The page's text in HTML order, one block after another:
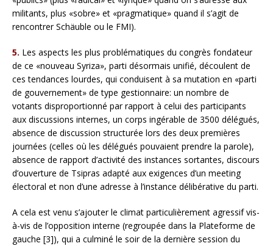
militants, plus «sobre» et «pragmatique» quand il s’agit de
rencontrer Schäuble ou le FMI).
5. Les aspects les plus problématiques du congrès fondateur
de ce «nouveau Syriza», parti désormais unifié, découlent de
ces tendances lourdes, qui conduisent à sa mutation en «parti
de gouvernement» de type gestionnaire: un nombre de
votants disproportionné par rapport à celui des participants
aux discussions internes, un corps ingérable de 3500 délégués,
absence de discussion structurée lors des deux premières
journées (celles où les délégués pouvaient prendre la parole),
absence de rapport d’activité des instances sortantes, discours
d’ouverture de Tsipras adapté aux exigences d’un meeting
électoral et non d’une adresse à l’instance délibérative du parti.
A cela est venu s’ajouter le climat particulièrement agressif vis-
à-vis de l’opposition interne (regroupée dans la Plateforme de
gauche [3]), qui a culminé le soir de la dernière session du